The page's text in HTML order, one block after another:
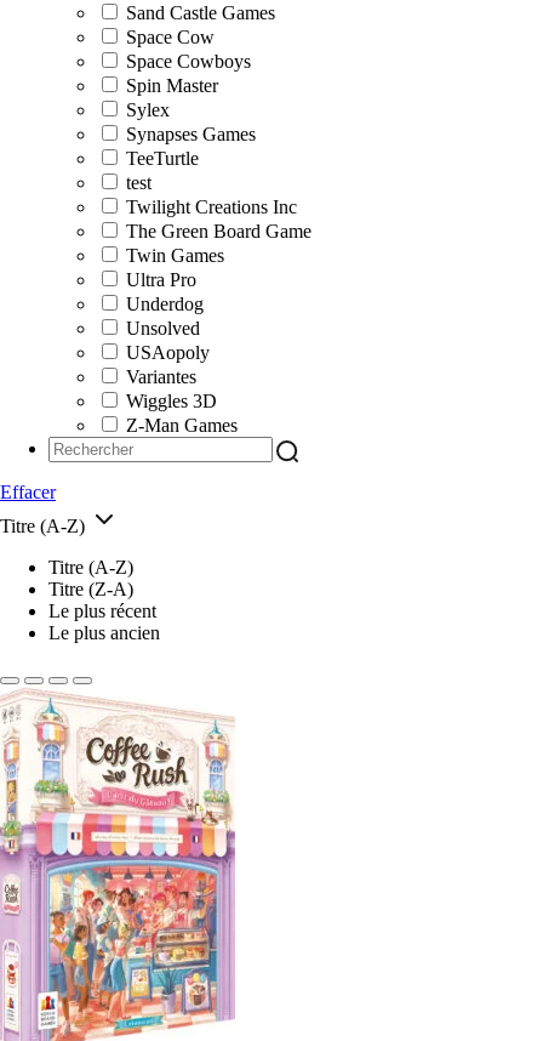
Sand Castle Games
Space Cow
Space Cowboys
Spin Master
Sylex
Synapses Games
TeeTurtle
test
Twilight Creations Inc
The Green Board Game
Twin Games
Ultra Pro
Underdog
Unsolved
USAopoly
Variantes
Wiggles 3D
Z-Man Games
Effacer
Titre (A-Z)
Titre (A-Z)
Titre (Z-A)
Le plus récent
Le plus ancien